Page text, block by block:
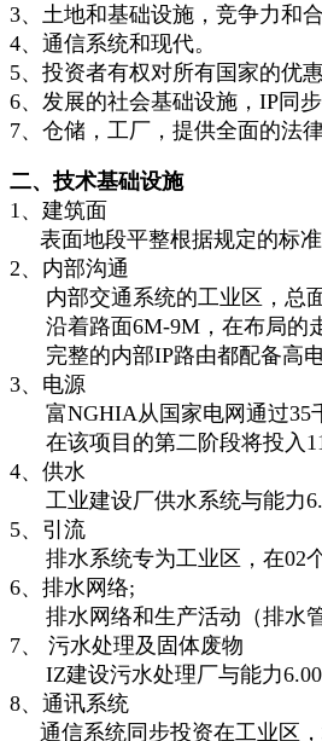
3、土地和基础设施，竞争力和
4、通信系统和现代。
5、投资者有权对所有国家的优
6、发展的社会基础设施，IP同
7、仓储，工厂，提供全面的法
二、技术基础设施
1、建筑面
表面地段平整根据规定的标准
2、内部沟通
内部交通系统的工业区，总面
沿着路面6M-9M，在布局的
完整的内部IP路由都配备高电
3、电源
富NGHIA从国家电网通过35
在该项目的第二阶段将投入
4、供水
工业建设厂供水系统与能力
5、引流
排水系统专为工业区，在02个
6、排水网络;
排水网络和生产活动（排水管
7、 污水处理及固体废物
IZ建设污水处理厂与能力
8、通讯系统
通信系统同步投资在工业区，